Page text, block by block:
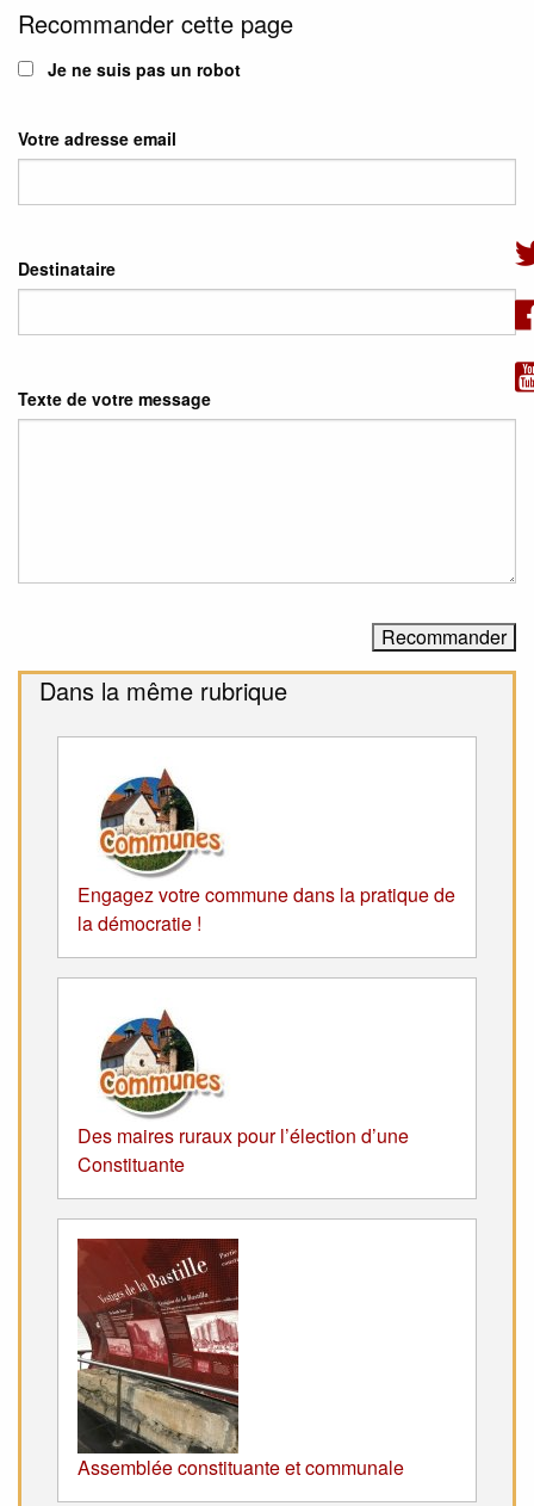
Recommander cette page
Je ne suis pas un robot
Votre adresse email
Destinataire
Texte de votre message
Dans la même rubrique
Engagez votre commune dans la pratique de
la démocratie !
Des maires ruraux pour l’élection d’une
Constituante
Assemblée constituante et communale